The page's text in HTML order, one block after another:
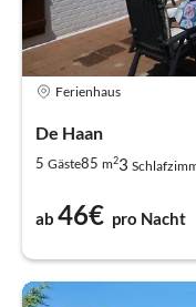
Ferienhaus
De Haan
5 Gäste85 m23
ab 46€ pro Nacht